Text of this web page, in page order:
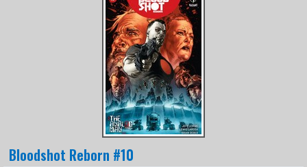
Bloodshot Reborn #10